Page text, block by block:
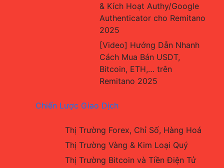
& Kích Hoạt Authy/Google
Authenticator cho Remitano
2025
[Video] Hướng Dẫn Nhanh
Cách Mua Bán USDT,
Bitcoin, ETH,… trên
Remitano 2025
Chiến Lược Giao Dịch
Thị Trường Forex, Chỉ Số, Hàng Hoá
Thị Trường Vàng & Kim Loại Quý
Thị Trường Bitcoin và Tiền Điện Tử